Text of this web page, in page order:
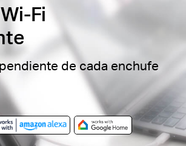
Fi
de cada enchufe